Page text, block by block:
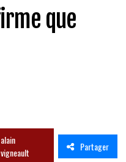
que
alain
vigneault
Partager